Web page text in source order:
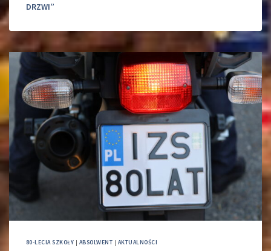
DRZWI”
80-LECIA SZKOŁY | ABSOLWENT | AKTUALNOŚCI